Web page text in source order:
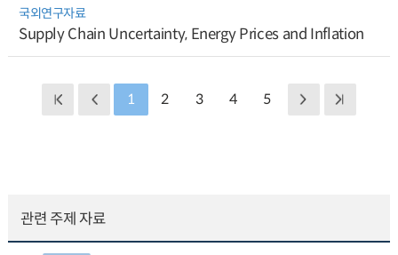
국외연구자료
Supply Chain Uncertainty, Energy Prices and Inflation
1 2 3 4 5
관련 주제 자료